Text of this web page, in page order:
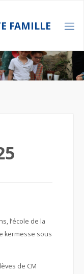
E FAMILLE
l’école de la
kermesse sous
de CM